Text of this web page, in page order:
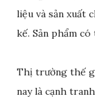
liệu và sản xuất
kế. Sản phẩm
Thị trường thế
nay là cạnh